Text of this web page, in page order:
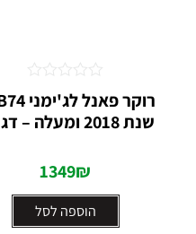
שנת 2018 ומעלה – דגם A
1349₪
הוספה לסל
0